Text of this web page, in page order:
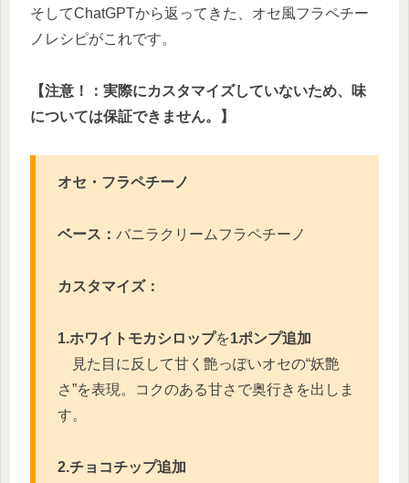
そしてChatGPTから返ってきた、オセ風フラペチー
ノレシピがこれです。
【注意！：実際にカスタマイズしていないため、味
については保証できません。】
オセ・フラペチーノ
ベース： バニラクリームフラペチーノ
カスタマイズ：
1.ホワイトモカシロップを1ポンプ追加
見た目に反して甘く艶っぽいオセの“妖艶
さ”を表現。コクのある甘さで奥行きを出しま
す。
2.チョコチップ追加